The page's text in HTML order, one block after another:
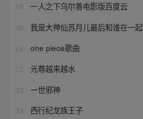
19 一人之下乌尔善电影版百度云
20 我是大神仙苏月儿最后和谁在一起
21 one piece歌曲
22 元尊越来越水
23 一世邪神
24 西行纪龙族王子